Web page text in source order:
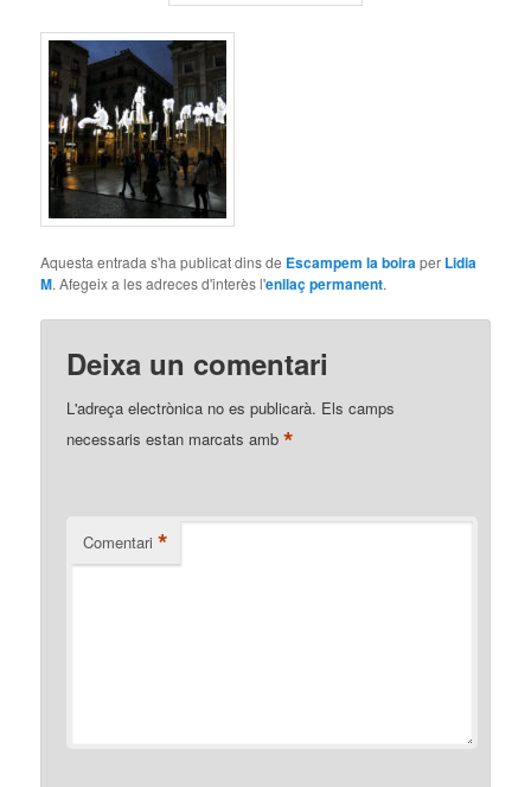
Aquesta entrada s'ha publicat dins de Escampem la boiraper Lidia
M. Afegeix a les adreces d'interès l'enllaç permanent.
Deixa un comentari
L'adreça electrònica no es publicarà. Els camps
necessaris estan marcats amb*
Comentari *